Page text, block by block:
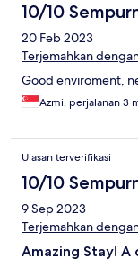
10/10
20 Feb 2023
Terjemahkan
Good enviroment,
Azmi, perjalanan 3
Ulasan terverifikasi
10/10
9 Sep 2023
Terjemahkan
Amazing Stay! A